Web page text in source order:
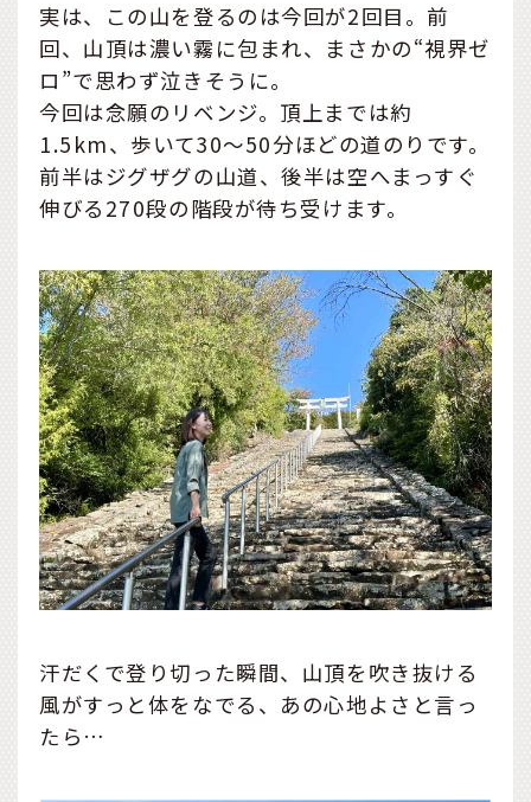
実は、この山を登るのは今回が2回目。前
回、山頂は濃い霧に包まれ、まさかの“視界ゼ
ロ”で思わず泣きそうに。
今回は念願のリベンジ。頂上までは約
1.5km、歩いて30〜50分ほどの道のりです。
前半はジグザグの山道、後半は空へまっすぐ
伸びる270段の階段が待ち受けます。
汗だくで登り切った瞬間、山頂を吹き抜ける
風がすっと体をなでる、あの心地よさと言っ
たら…